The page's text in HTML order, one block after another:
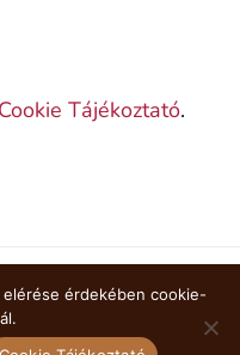
Cookie Tájékoztató.
jog fenntartva.
COOKIE TÁJÉKOZTATÓ
érdekében cookie-